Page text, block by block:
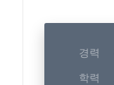
경력
학력